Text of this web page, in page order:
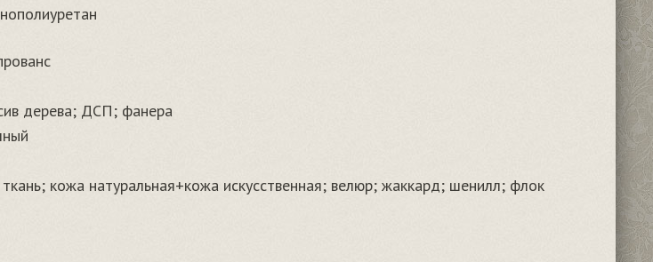
дерева; ДСП; фанера
кожа натуральная+кожа искусственная; велюр; жаккард; шенилл; флок